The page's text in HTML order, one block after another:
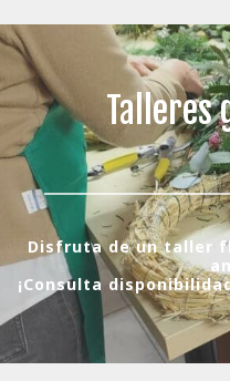
Talleres
Disfruta de un taller
¡Consulta